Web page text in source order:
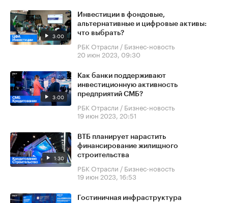
3:00
Инвестиции в фондовые,
альтернативные и цифровые активы:
что выбрать?
РБК Отрасли / Бизнес-новость
20 июн 2023, 09:30
3:00
Как банки поддерживают
инвестиционную активность
предприятий СМБ?
РБК Отрасли / Бизнес-новость
19 июн 2023, 20:51
1:30
ВТБ планирует нарастить
финансирование жилищного
строительства
РБК Отрасли / Бизнес-новость
19 июн 2023, 16:53
Гостиничная инфраструктура